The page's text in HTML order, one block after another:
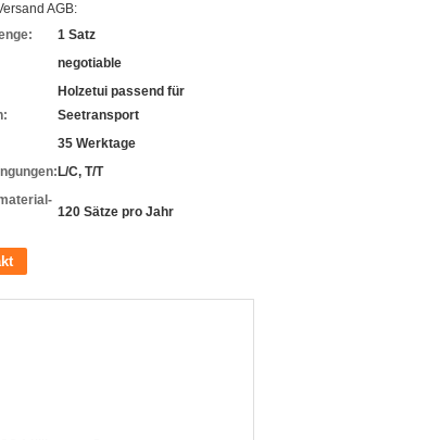
AGB:
1 Satz
negotiable
Holzetui passend für
Seetransport
35 Werktage
L/C, T/T
120 Sätze pro Jahr